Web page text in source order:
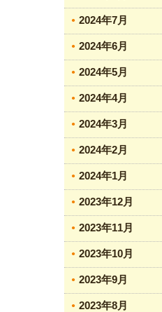
2024年7月
2024年6月
2024年5月
2024年4月
2024年3月
2024年2月
2024年1月
2023年12月
2023年11月
2023年10月
2023年9月
2023年8月